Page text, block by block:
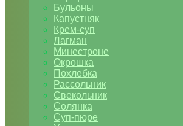
Бульоны
Капустняк
Крем-суп
Лагман
Минестроне
Окрошка
Похлебка
Рассольник
Свекольник
Солянка
Суп-пюре